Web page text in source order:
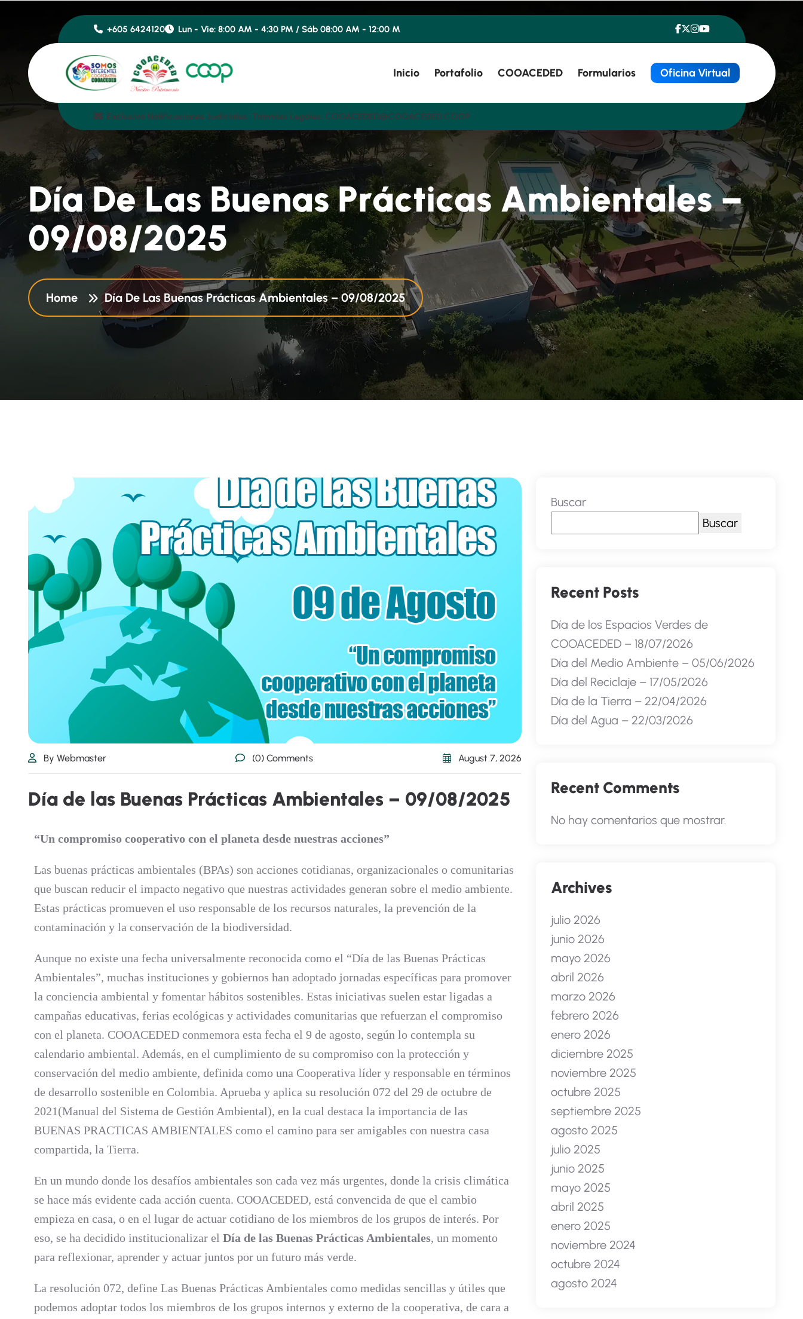
+605 6424120 Lun - Vie: 8:00 AM - 4:30 PM / Sáb 08:00 AM - 12:00 M
Inicio Portafolio COOACEDED Formularios Oficina Virtual
Exclusivo Notificaciones Judiciales, Trámites Legales: COOACEDED@COOACEDED.COOP
DíaDeLas BuenasPrácticas Ambientales–
09/08/2025
Home Día De Las Buenas Prácticas Ambientales – 09/08/2025
By Webmaster (0) Comments August 7, 2026
Día de las Buenas Prácticas Ambientales – 09/08/2025
“Un compromiso cooperativo con el planeta desde nuestras acciones”
Las buenas prácticas ambientales (BPAs) son acciones cotidianas, organizacionales o comunitarias
que buscan reducir el impacto negativo que nuestras actividades generan sobre el medio ambiente.
Estas prácticas promueven el uso responsable de los recursos naturales, la prevención de la
contaminación y la conservación de la biodiversidad.
Aunque no existe una fecha universalmente reconocida como el “Día de las Buenas Prácticas
Ambientales”, muchas instituciones y gobiernos han adoptado jornadas específicas para promover
la conciencia ambiental y fomentar hábitos sostenibles. Estas iniciativas suelen estar ligadas a
campañas educativas, ferias ecológicas y actividades comunitarias que refuerzan el compromiso
con el planeta. COOACEDED conmemora esta fecha el 9 de agosto, según lo contempla su
calendario ambiental. Además, en el cumplimiento de su compromiso con la protección y
conservación del medio ambiente, definida como una Cooperativa líder y responsable en términos
de desarrollo sostenible en Colombia. Aprueba y aplica su resolución 072 del 29 de octubre de
2021(Manual del Sistema de Gestión Ambiental), en la cual destaca la importancia de las
BUENAS PRACTICAS AMBIENTALES como el camino para ser amigables con nuestra casa
compartida, la Tierra.
En un mundo donde los desafíos ambientales son cada vez más urgentes, donde la crisis climática
se hace más evidente cada acción cuenta. COOACEDED, está convencida de que el cambio
empieza en casa, o en el lugar de actuar cotidiano de los miembros de los grupos de interés. Por
eso, se ha decidido institucionalizar el Día de las Buenas Prácticas Ambientales, un momento
para reflexionar, aprender y actuar juntos por un futuro más verde.
La resolución 072, define Las Buenas Prácticas Ambientales como medidas sencillas y útiles que
podemos adoptar todos los miembros de los grupos internos y externo de la cooperativa, de cara a
Buscar
Buscar
Recent Posts
Día de los Espacios Verdes de
COOACEDED – 18/07/2026
Día del Medio Ambiente – 05/06/2026
Día del Reciclaje – 17/05/2026
Día de la Tierra – 22/04/2026
Día del Agua – 22/03/2026
Recent Comments
No hay comentarios que mostrar.
Archives
julio 2026
junio 2026
mayo 2026
abril 2026
marzo 2026
febrero 2026
enero 2026
diciembre 2025
noviembre 2025
octubre 2025
septiembre 2025
agosto 2025
julio 2025
junio 2025
mayo 2025
abril 2025
enero 2025
noviembre 2024
octubre 2024
agosto 2024